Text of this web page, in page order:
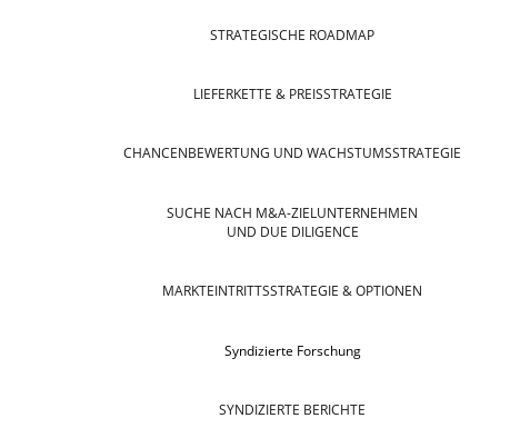
STRATEGISCHE ROADMAP
LIEFERKETTE & PREISSTRATEGIE
CHANCENBEWERTUNG UND WACHSTUMSSTRATEGIE
SUCHE NACH M&A-ZIELUNTERNEHMEN
UND DUE DILIGENCE
MARKTEINTRITTSSTRATEGIE & OPTIONEN
Syndizierte Forschung
SYNDIZIERTE BERICHTE